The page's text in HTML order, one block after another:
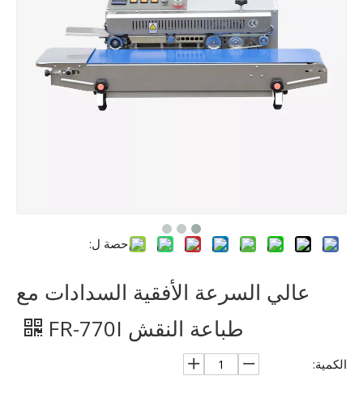
حصة ل:
عالي السرعة الأفقية السدادات مع
طباعة النقش FR-770I
الكمية: